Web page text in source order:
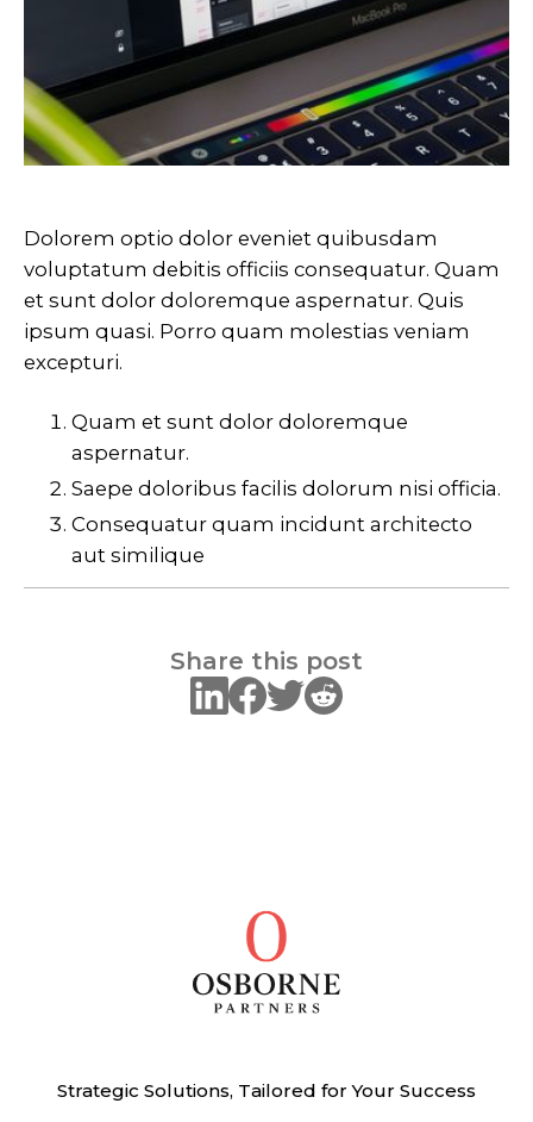
Dolorem optio dolor eveniet quibusdam
voluptatum debitis officiis consequatur. Quam
et sunt dolor doloremque aspernatur. Quis
ipsum quasi. Porro quam molestias veniam
excepturi.
Quam et sunt dolor doloremque
aspernatur.
Saepe doloribus facilis dolorum nisi officia.
Consequatur quam incidunt architecto
aut similique
Share this post
Strategic Solutions, Tailored for Your Success